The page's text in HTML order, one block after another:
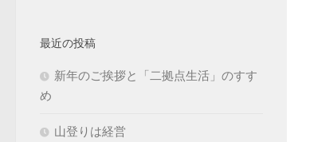
最近の投稿
新年のご挨拶と「二拠点生活」のすす
め
山登りは経営